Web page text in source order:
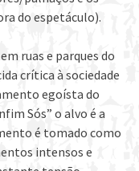
do espetáculo).
ruas e parques do
crítica à sociedade
egoísta do
Sós” o alvo é a
é tomado como
intensos e